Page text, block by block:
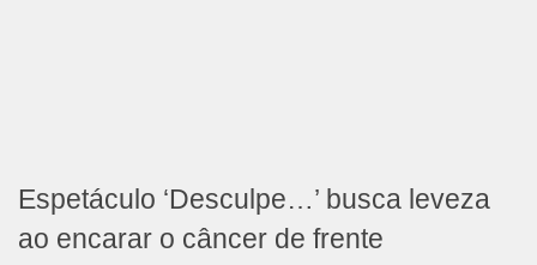
Espetáculo ‘Desculpe…’ busca leveza
ao encarar o câncer de frente